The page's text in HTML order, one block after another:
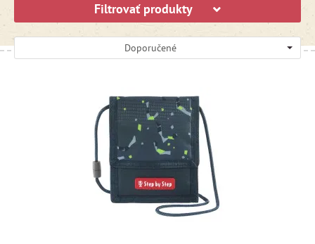
Filtrovať produkty
Doporučené